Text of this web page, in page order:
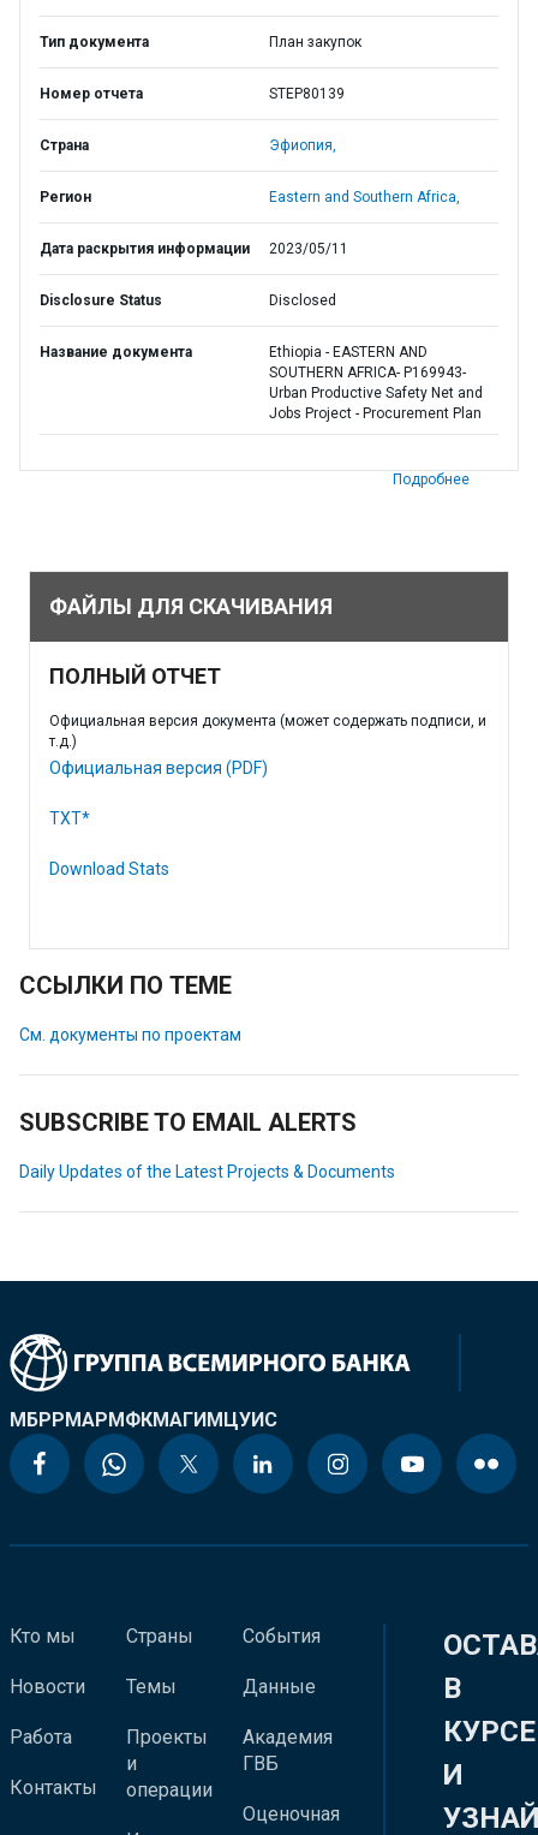
Тип документа План закупок
Номер отчета STEP80139
Страна Эфиопия,
Регион Eastern and Southern Africa,
Дата раскрытия информации 2023/05/11
Disclosure Status Disclosed
Название документа
Ethiopia - EASTERN AND
SOUTHERN AFRICA- P169943-
Urban Productive Safety Net and
Jobs Project - Procurement Plan
Подробнее
ФАЙЛЫ ДЛЯ СКАЧИВАНИЯ
ПОЛНЫЙ ОТЧЕТ
Официальная версия документа (может содержать подписи, и
т.д.)
Официальная версия (PDF)
TXT*
Download Stats
ССЫЛКИ ПО ТЕМЕ
См. документы по проектам
SUBSCRIBE TO EMAIL ALERTS
Daily Updates of the Latest Projects & Documents
МБРРМАРМФКМАГИМЦУИС
Кто мы
Новости
Работа
Контакты
Страны
Темы
Проекты
и
операции
События
Данные
Академия
ГВБ
Оценочная
В
КУРСЕ
И